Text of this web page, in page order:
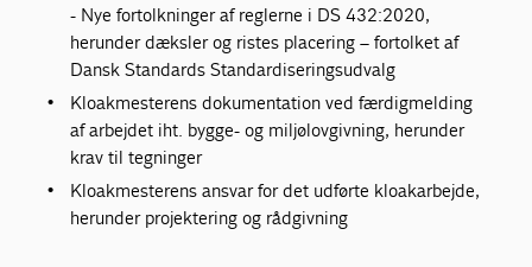
- Nye fortolkninger af reglerne i DS 432:2020,
herunder dæksler og ristes placering – fortolket af
Dansk Standards Standardiseringsudvalg
Kloakmesterens dokumentation ved færdigmelding
af arbejdet iht. bygge- og miljølovgivning, herunder
krav til tegninger
Kloakmesterens ansvar for det udførte kloakarbejde,
herunder projektering og rådgivning